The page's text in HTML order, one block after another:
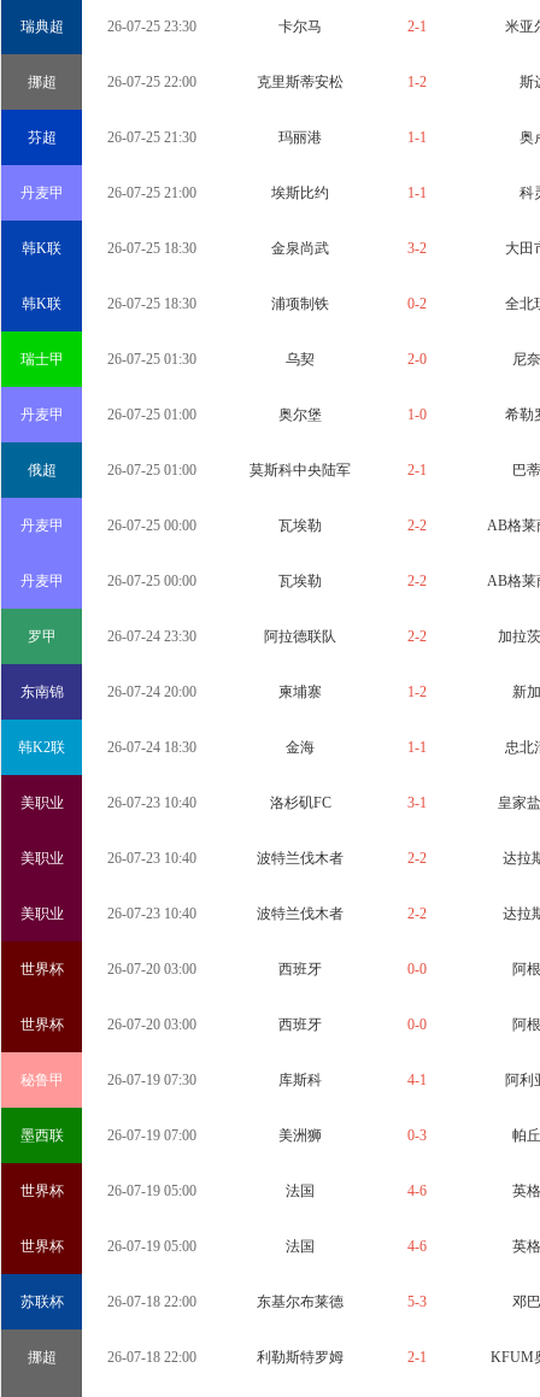
瑞典超 26-07-25 23:30 卡尔马 2-1 米亚
挪超 26-07-25 22:00 克里斯蒂安松 1-2 斯
芬超 26-07-25 21:30 玛丽港 1-1 奥
丹麦甲 26-07-25 21:00 埃斯比约 1-1 科
韩K联 26-07-25 18:30 金泉尚武 3-2 大田
韩K联 26-07-25 18:30 浦项制铁 0-2 全北
瑞士甲 26-07-25 01:30 乌契 2-0 尼
丹麦甲 26-07-25 01:00 奥尔堡 1-0 希勒
俄超 26-07-25 01:00 莫斯科中央陆军 2-1 巴
丹麦甲 26-07-25 00:00 瓦埃勒 2-2 AB格莱
丹麦甲 26-07-25 00:00 瓦埃勒 2-2 AB格莱
罗甲 26-07-24 23:30 阿拉德联队 2-2 加拉
东南锦 26-07-24 20:00 柬埔寨 1-2 新
韩K2联 26-07-24 18:30 金海 1-1 忠北
美职业 26-07-23 10:40 洛杉矶FC 3-1 皇家
美职业 26-07-23 10:40 波特兰伐木者 2-2 达拉
美职业 26-07-23 10:40 波特兰伐木者 2-2 达拉
世界杯 26-07-20 03:00 西班牙 0-0 阿
世界杯 26-07-20 03:00 西班牙 0-0 阿
秘鲁甲 26-07-19 07:30 库斯科 4-1 阿利
墨西联 26-07-19 07:00 美洲狮 0-3 帕
世界杯 26-07-19 05:00 法国 4-6 英
世界杯 26-07-19 05:00 法国 4-6 英
苏联杯 26-07-18 22:00 东基尔布莱德 5-3 邓
挪超 26-07-18 22:00 利勒斯特罗姆 2-1 KFUM